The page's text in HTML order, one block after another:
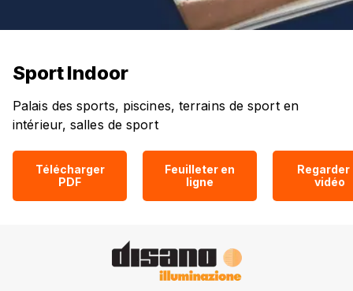
Sport Indoor
Palais des sports, piscines, terrains de sport en
intérieur, salles de sport
Télécharger
PDF
Feuilleter en
ligne
Regarder
vidéo